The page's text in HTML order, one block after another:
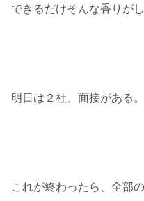
できるだけそんな香りが
明日は２社、面接がある。
これが終わったら、全部